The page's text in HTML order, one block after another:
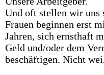
Und oft stellen wir uns
Frauen beginnen erst
Jahren, sich ernsthaft
Geld und/oder dem
beschäftigen. Nicht